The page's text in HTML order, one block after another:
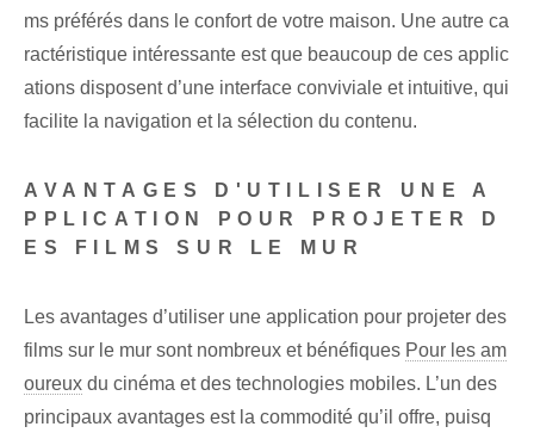
ms préférés dans le confort de votre maison. Une autre ca
ractéristique intéressante est que beaucoup de ces applic
ations disposent d’une interface conviviale et intuitive, qui
facilite la navigation et la sélection du contenu.
AVANTAGES D'UTILISER UNE A
PPLICATION POUR PROJETER D
ES FILMS SUR LE MUR
Les ‌avantages d’utiliser une application pour projeter des
films sur le mur⁤ sont nombreux et bénéfiques Pour les am
oureux du cinéma et des technologies mobiles. L’un des
principaux avantages est la commodité qu’il offre, puisq